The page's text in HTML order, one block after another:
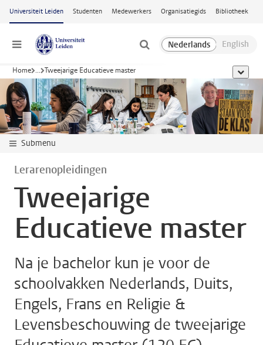
Ga naar hoofdinhoud
Universiteit Leiden Studenten Medewerkers Organisatiegids Bibliotheek
Menu
Home ... Tweejarige Educatieve master toon
Submenu
Lerarenopleidingen
Tweejarige
Educatieve master
Na je bachelor kun je voor de
schoolvakken Nederlands, Duits,
Engels, Frans en Religie &
Levensbeschouwing de tweejarige